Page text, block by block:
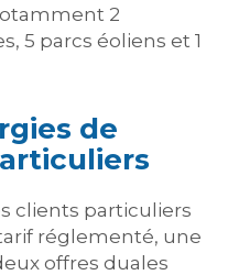
2
5 parcs éoliens et 1
de
clients particuliers
réglementé, une
offres duales